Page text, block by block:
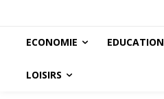
ECONOMIE EDUCATION
LOISIRS